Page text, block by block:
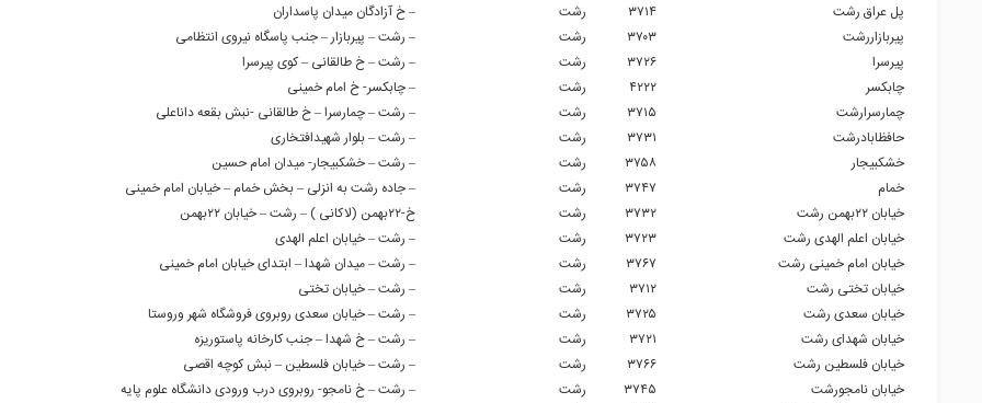
پل عراق رشت
۳۷۱۴ رشت
– خ آزادگان میدان پاسداران
پیربازاررشت
۳۷۰۳ رشت
– رشت – پیربازار – جنب پاسگاه نیروی انتظامی
پیرسرا
۳۷۲۶ رشت
– رشت – خ طالقانی – کوی پیرسرا
چابکسر
۴۲۲۲ رشت
– چابکسر- خ امام خمینی
چمارسرارشت
۳۷۱۵ رشت
– رشت – چمارسرا – خ طالقانی -نبش بقعه داناعلی
حافظابادرشت
۳۷۳۱ رشت
– رشت – بلوار شهیدافتخاری
خشکبیجار
۳۷۵۸ رشت
– رشت – خشکبیجار- میدان امام حسین
خمام
۳۷۴۷ رشت
– جاده رشت به انزلی – بخش خمام – خیابان امام خمینی
خیابان ۲۲بهمن رشت
۳۷۳۲ رشت
خ-۲۲بهمن (لاکانی ) – رشت – خیابان ۲۲بهمن
خیابان اعلم الهدی رشت
۳۷۲۳ رشت
– رشت – خیابان اعلم الهدی
خیابان امام خمینی رشت
۳۷۶۷ رشت
– رشت – میدان شهدا – ابتدای خیابان امام خمینی
خیابان تختی رشت
۳۷۱۲ رشت
– رشت – خیابان تختی
خیابان سعدی رشت
۳۷۲۵ رشت
– رشت – خیابان سعدی روبروی فروشگاه شهر وروستا
خیابان شهدای رشت
۳۷۲۱ رشت
– رشت – خ شهدا – جنب کارخانه پاستوریزه
خیابان فلسطین رشت
۳۷۶۶ رشت
– رشت – خیابان فلسطین – نبش کوچه اقصی
خیابان نامجورشت
۳۷۴۵ رشت
– رشت – خ نامجو- روبروی درب ورودی دانشگاه علوم پایه